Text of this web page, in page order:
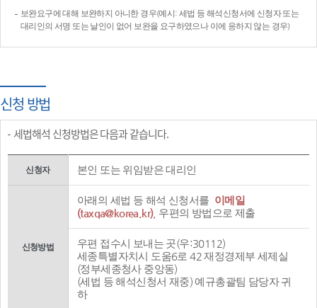
보완요구에 대해 보완하지 아니한 경우(예시: 세법 등 해석신청서에 신청자 또는
대리인의 서명 또는 날인이 없어 보완을 요구하였으나 이에 응하지 않는 경우)
신청 방법
세법해석 신청방법은 다음과 같습니다.
신청자 본인 또는 위임받은 대리인
신청방법
아래의 세법 등 해석 신청서를 이메일
(taxqa@korea.kr), 우편의 방법으로 제출
우편 접수시 보내는 곳(우:30112)
세종특별자치시 도움6로 42 재정경제부 세제실
(정부세종청사 중앙동)
(세법 등 해석신청서 재중) 예규총괄팀 담당자 귀
하